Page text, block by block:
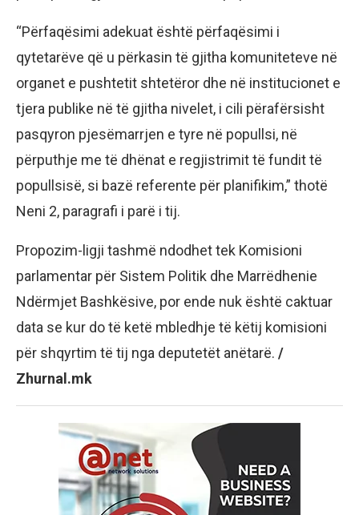
“Përfaqësimi adekuat është përfaqësimi i
qytetarëve që u përkasin të gjitha komuniteteve në
organet e pushtetit shtetëror dhe në institucionet e
tjera publike në të gjitha nivelet, i cili përafërsisht
pasqyron pjesëmarrjen e tyre në popullsi, në
përputhje me të dhënat e regjistrimit të fundit të
popullsisë, si bazë referente për planifikim,” thotë
Neni 2, paragrafi i parë i tij.
Propozim-ligji tashmë ndodhet tek Komisioni
parlamentar për Sistem Politik dhe Marrëdhenie
Ndërmjet Bashkësive, por ende nuk është caktuar
data se kur do të ketë mbledhje të këtij komisioni
për shqyrtim të tij nga deputetët anëtarë. /
Zhurnal.mk